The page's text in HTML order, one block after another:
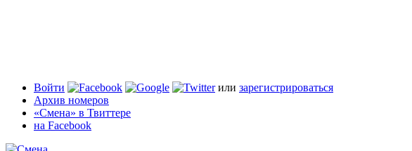
Войти или зарегистрироваться
Архив номеров
«Смена» в Твиттере
на Facebook